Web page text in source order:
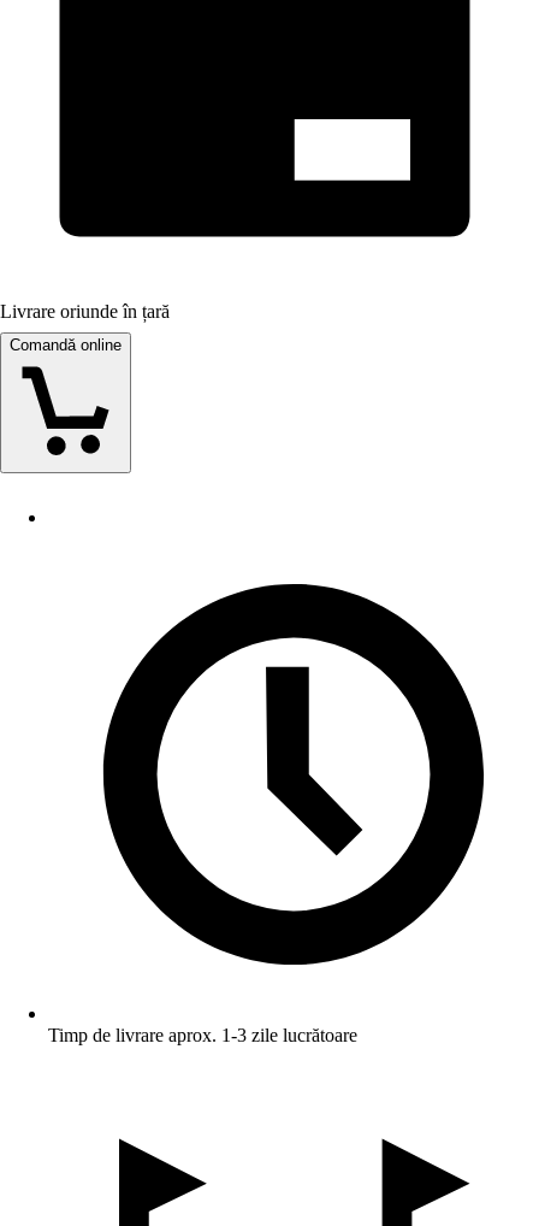
Livrare oriunde în țară
Comandă online
Timp de livrare aprox. 1-3 zile lucrătoare